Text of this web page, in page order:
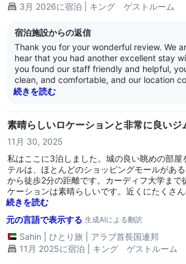
3月 2026に宿泊 | キング ゲストルーム
宿泊施設からの返信
Thank you for your wonderful review. We are delighted to
hear that you had another excellent stay
you found our staff friendly and helpful,
clean, and comfortable, and our location
exploring the city centre. We truly
続きを読む
素晴らしいロケーションと非常に良いジ
11月 30, 2025
私はここに3泊しました。城の良い眺めの部屋
テルは、ほとんどのショッピングモールがあ
から徒歩2分の距離です。カーディフ大学まで
ケーションは素晴らしいです。近くにたくさ
ます。滞在中にジムやプールを重視する方には
な選択です。
続きを読む
元の言語で表示する 生成AIによる翻訳
Sahin ひとり旅
アラブ首長国連邦
11月 2025に宿泊 | キング ゲストルーム